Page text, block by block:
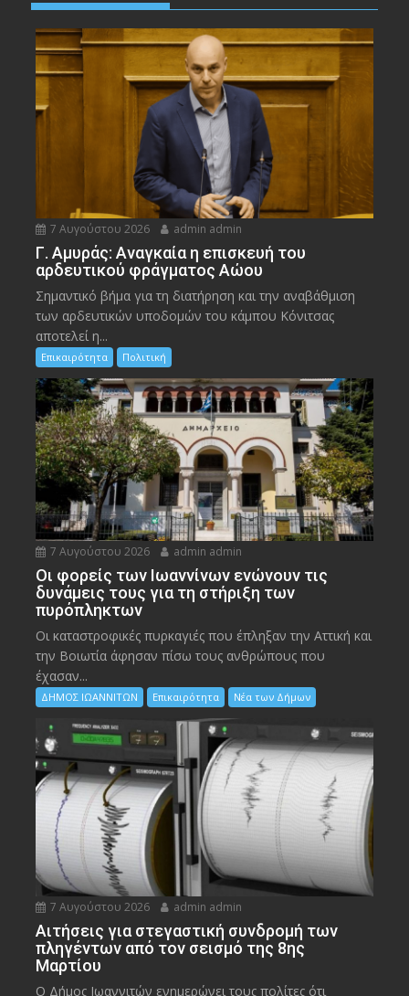
7 Αυγούστου 2026 admin admin
Γ. Αμυράς: Αναγκαία η επισκευή του
αρδευτικού φράγματος Αώου
Σημαντικό βήμα για τη διατήρηση και την αναβάθμιση
των αρδευτικών υποδομών του κάμπου Κόνιτσας
αποτελεί η...
Επικαιρότητα Πολιτική
7 Αυγούστου 2026 admin admin
Οι φορείς των Ιωαννίνων ενώνουν τις
δυνάμεις τους για τη στήριξη των
πυρόπληκτων
Οι καταστροφικές πυρκαγιές που έπληξαν την Αττική και
την Bοιωτία άφησαν πίσω τους ανθρώπους που
έχασαν...
ΔΗΜΟΣ ΙΩΑΝΝΙΤΩΝ Επικαιρότητα Νέα των Δήμων
7 Αυγούστου 2026 admin admin
Αιτήσεις για στεγαστική συνδρομή των
πληγέντων από τον σεισμό της 8ης
Μαρτίου
Ο Δήμος Ιωαννιτών ενημερώνει τους πολίτες ότι